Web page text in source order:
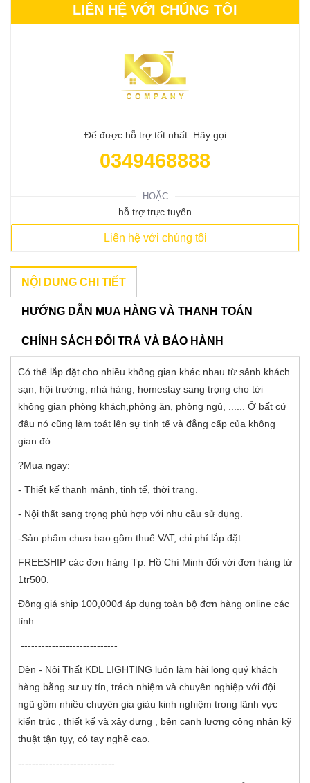
LIÊN HỆ VỚI CHÚNG TÔI
Để được hỗ trợ tốt nhất. Hãy gọi
0349468888
HOẶC
hỗ trợ trực tuyến
Liên hệ với chúng tôi
NỘI DUNG CHI TIẾT
HƯỚNG DẪN MUA HÀNG VÀ THANH TOÁN
CHÍNH SÁCH ĐỔI TRẢ VÀ BẢO HÀNH
Có thể lắp đặt cho nhiều không gian khác nhau từ sảnh khách
sạn, hội trường, nhà hàng, homestay sang trọng cho tới
không gian phòng khách,phòng ăn, phòng ngủ, ...... Ở bất cứ
đâu nó cũng làm toát lên sự tinh tế và đẳng cấp của không
gian đó
?Mua ngay:
- Thiết kế thanh mảnh, tinh tế, thời trang.
- Nội thất sang trọng phù hợp với nhu cầu sử dụng.
-Sản phẩm chưa bao gồm thuế VAT, chi phí lắp đặt.
FREESHIP các đơn hàng Tp. Hồ Chí Minh đối với đơn hàng từ
1tr500.
Đồng giá ship 100,000đ áp dụng toàn bộ đơn hàng online các
tỉnh.
----------------------------
Đèn - Nội Thất KDL LIGHTING luôn làm hài long quý khách
hàng bằng sư uy tín, trách nhiệm và chuyên nghiệp với đội
ngũ gồm nhiều chuyên gia giàu kinh nghiệm trong lãnh vực
kiến trúc , thiết kế và xây dựng , bên cạnh lượng công nhân kỹ
thuật tận tụy, có tay nghề cao.
----------------------------